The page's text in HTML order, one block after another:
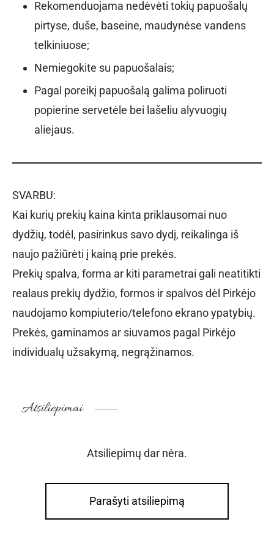
Rekomenduojama nedėvėti tokių papuošalų
pirtyse, duše, baseine, maudynėse vandens
telkiniuose;
Nemiegokite su papuošalais;
Pagal poreikį papuošalą galima poliruoti
popierine servetėle bei lašeliu alyvuogių
aliejaus.
SVARBU:
Kai kurių prekių kaina kinta priklausomai nuo
dydžių, todėl, pasirinkus savo dydį, reikalinga iš
naujo pažiūrėti į kainą prie prekės.
Prekių spalva, forma ar kiti parametrai gali neatitikti
realaus prekių dydžio, formos ir spalvos dėl Pirkėjo
naudojamo kompiuterio/telefono ekrano ypatybių.
Prekės, gaminamos ar siuvamos pagal Pirkėjo
individualų užsakymą, negrąžinamos.
Atsiliepimai
Atsiliepimų dar nėra.
Parašyti atsiliepimą